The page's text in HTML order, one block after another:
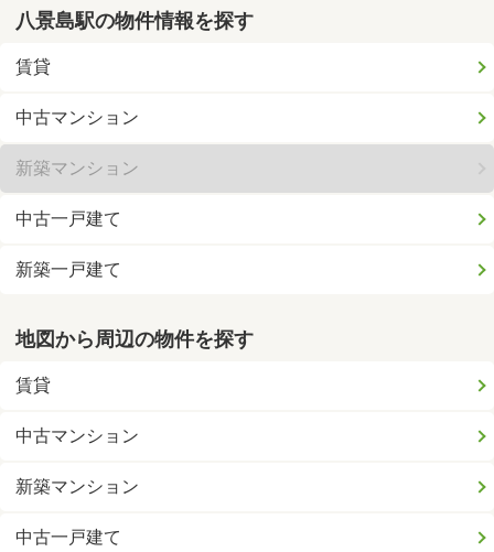
八景島駅の物件情報を探す
賃貸
中古マンション
新築マンション
中古一戸建て
新築一戸建て
地図から周辺の物件を探す
賃貸
中古マンション
新築マンション
中古一戸建て